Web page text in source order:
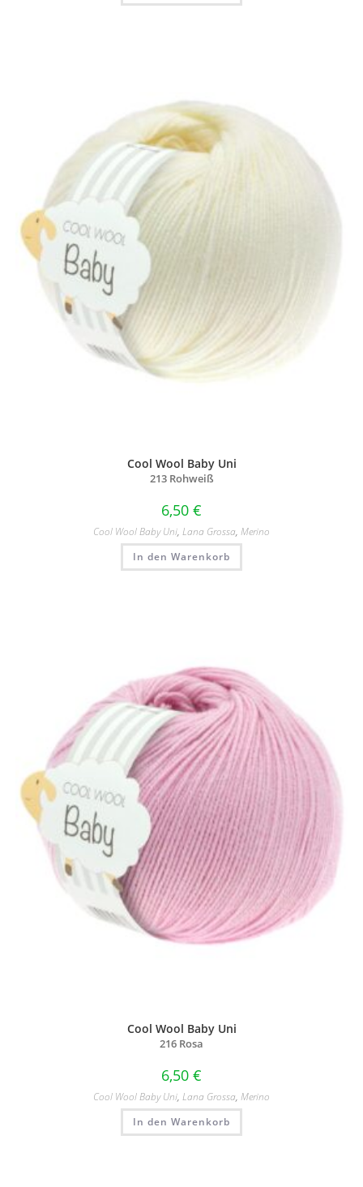
Cool Wool Baby Uni
213 Rohweiß
6,50 €
Cool Wool Baby Uni, Lana Grossa, Merino
In den Warenkorb
Cool Wool Baby Uni
216 Rosa
6,50 €
Cool Wool Baby Uni, Lana Grossa, Merino
In den Warenkorb